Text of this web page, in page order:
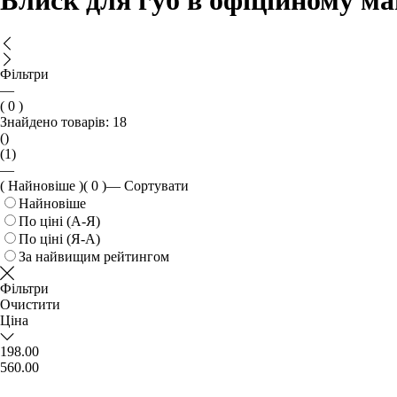
Фільтри
—
( 0 )
Знайдено товарів: 18
()
(1)
—
( Найновіше )( 0 )— Сортувати
Найновіше
По ціні (А-Я)
По ціні (Я-А)
За найвищим рейтингом
Фільтри
Очистити
Ціна
198.00
560.00